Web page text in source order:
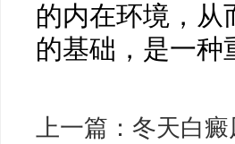
的内在环境，从
的基础，是一种
上一篇： 冬天白